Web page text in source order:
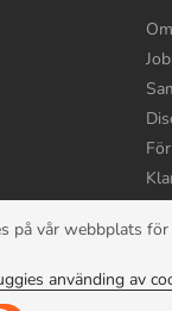
©
på vår webbplats
använding av